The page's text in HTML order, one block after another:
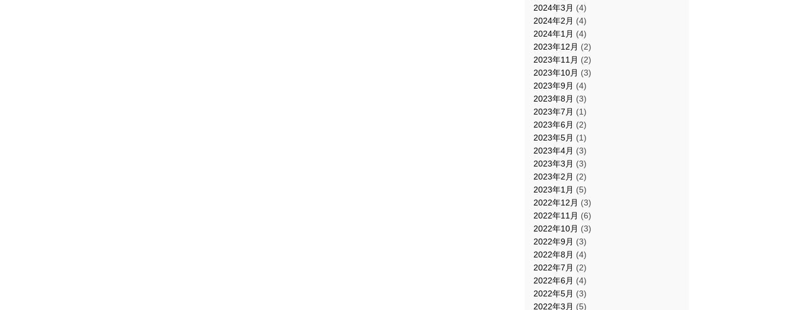
2024年3月 (4)
2024年2月 (4)
2024年1月 (4)
2023年12月 (2)
2023年11月 (2)
2023年10月 (3)
2023年9月 (4)
2023年8月 (3)
2023年7月 (1)
2023年6月 (2)
2023年5月 (1)
2023年4月 (3)
2023年3月 (3)
2023年2月 (2)
2023年1月 (5)
2022年12月 (3)
2022年11月 (6)
2022年10月 (3)
2022年9月 (3)
2022年8月 (4)
2022年7月 (2)
2022年6月 (4)
2022年5月 (3)
2022年3月 (5)